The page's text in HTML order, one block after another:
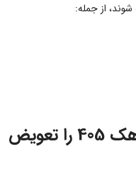
از جمله:
چه زمانی باید کاسه نمد ماهک 405 را تعویض